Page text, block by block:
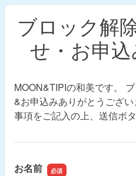
ブロック解
せ・お申
MOON&TIPIの和美です。
&お申込みありがとうござ
事項をご記入の上、送信ボ
お名前